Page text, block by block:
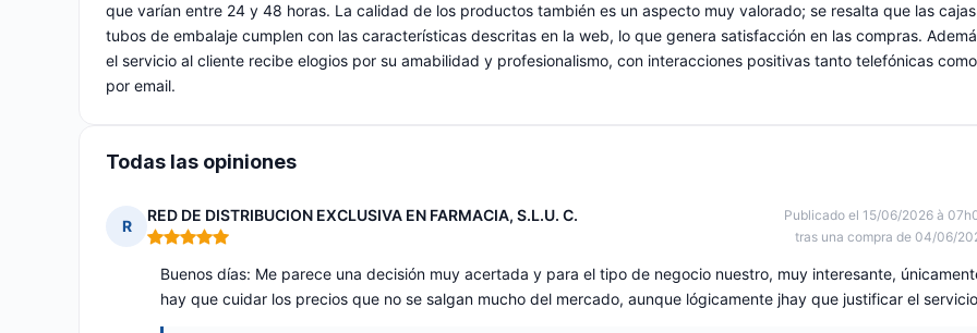
que varían entre 24 y 48 horas. La calidad de los productos también es un aspecto muy valorado; se resalta que las
tubos de embalaje cumplen con las características descritas en la web, lo que genera satisfacción en las compras.
el servicio al cliente recibe elogios por su amabilidad y profesionalismo, con interacciones positivas tanto telefónicas como
por email.
Todas las opiniones
R
RED DE DISTRIBUCION EXCLUSIVA EN FARMACIA, S.L.U. C.
Nota: 5 de 5
Publicado el 15/06/2026 à
tras una compra de 04/06/
Buenos días: Me parece una decisión muy acertada y para el tipo de negocio nuestro, muy interesante,
hay que cuidar los precios que no se salgan mucho del mercado, aunque lógicamente jhay que justificar el